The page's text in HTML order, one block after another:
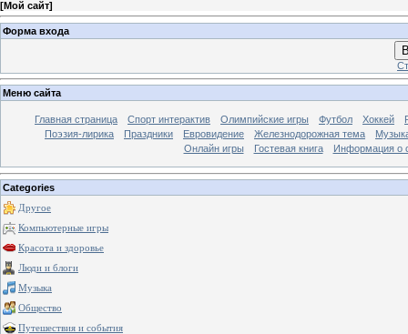
[Мой сайт]
Форма входа
Меню сайта
Главная страница Спорт интерактив Олимпийские игры Футбол Хоккей
Поэзия-лирика
Праздники Евровидение Железнодорожная тема
Онлайн игры
Гостевая книга Информация о
Categories
Другое
Компьютерные игры
Красота и здоровье
Люди и блоги
Музыка
Общество
Путешествия и события